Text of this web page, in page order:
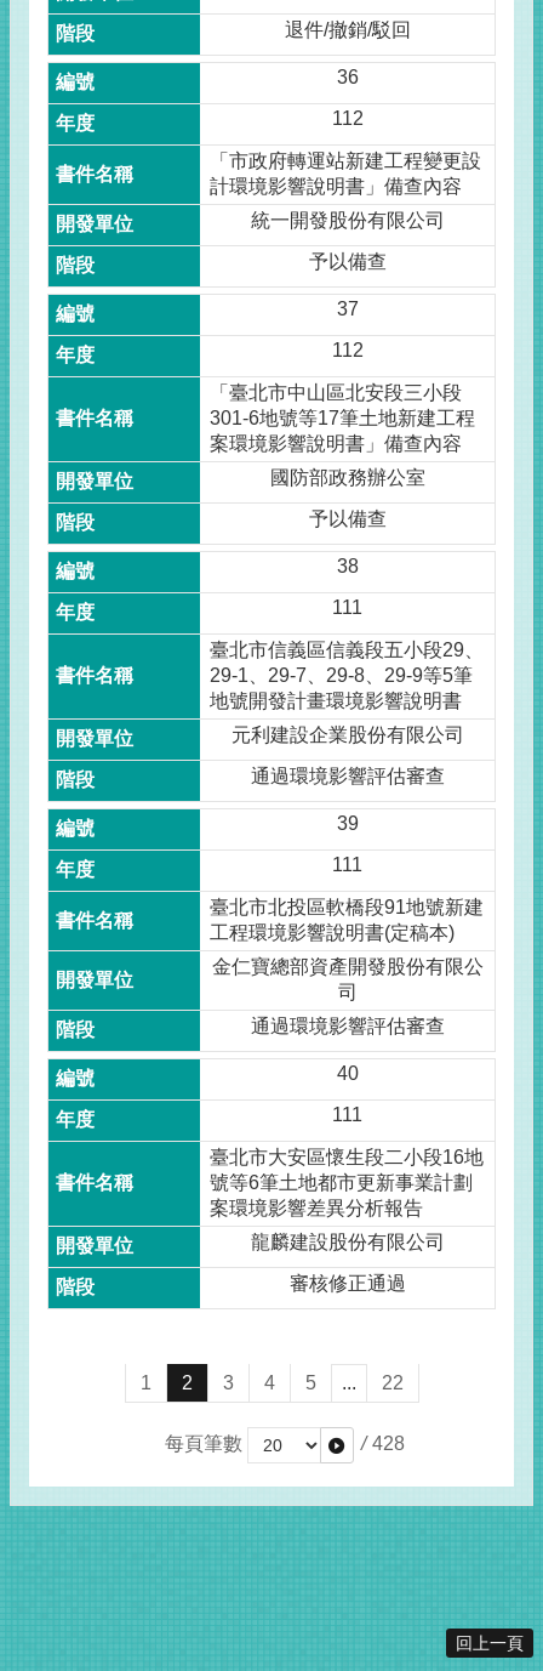
退件/撤銷/駁回
36
112
「市政府轉運站新建工程變更設
計環境影響說明書」備查內容
統一開發股份有限公司
予以備查
37
112
「臺北市中山區北安段三小段
301-6地號等17筆土地新建工程
案環境影響說明書」備查內容
國防部政務辦公室
予以備查
38
111
臺北市信義區信義段五小段29、
29-1、29-7、29-8、29-9等5筆
地號開發計畫環境影響說明書
元利建設企業股份有限公司
通過環境影響評估審查
39
111
臺北市北投區軟橋段91地號新建
工程環境影響說明書(定稿本)
金仁寶總部資產開發股份有限公
司
通過環境影響評估審查
40
111
臺北市大安區懷生段二小段16地
號等6筆土地都市更新事業計劃
案環境影響差異分析報告
龍麟建設股份有限公司
審核修正通過
1 2 3 4 5 ... 22
每頁筆數 / 428
回上一頁